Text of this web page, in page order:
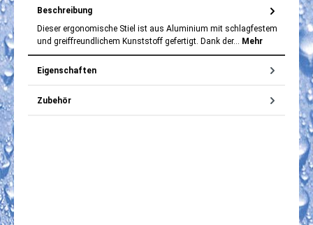
Beschreibung
Dieser ergonomische Stiel ist aus Aluminium mit schlagfestem
und greiffreundlichem Kunststoff gefertigt. Dank der… Mehr
Eigenschaften
Zubehör